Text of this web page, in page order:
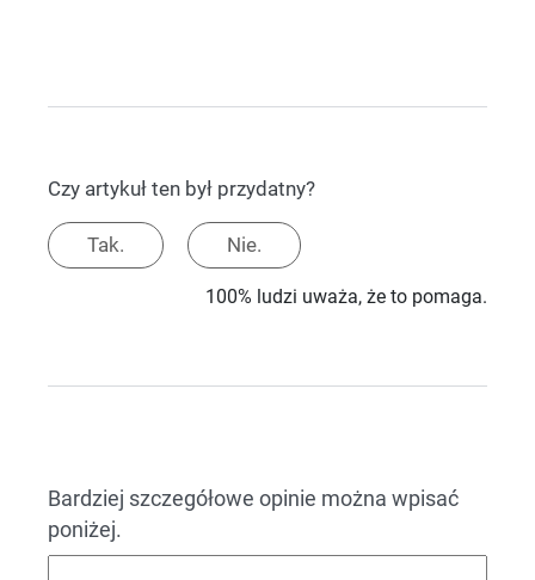
Czy artykuł ten był przydatny?
Tak. Nie.
100% ludzi uważa, że to pomaga.
Bardziej szczegółowe opinie można wpisać
poniżej.